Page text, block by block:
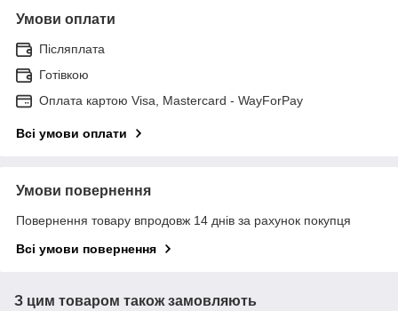
Умови оплати
Післяплата
Готівкою
Оплата картою Visa, Mastercard - WayForPay
Всі умови оплати
Умови повернення
Повернення товару впродовж 14 днів за рахунок покупця
Всі умови повернення
З цим товаром також замовляють